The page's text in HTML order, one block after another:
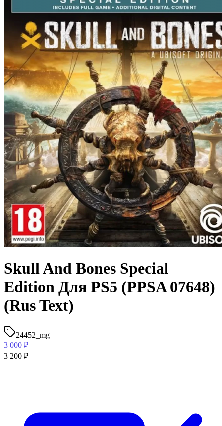
Skull And Bones Special
Edition Для PS5 (PPSA 07648)
(Rus Text)
24452_mg
3 000 ₽
3 200 ₽